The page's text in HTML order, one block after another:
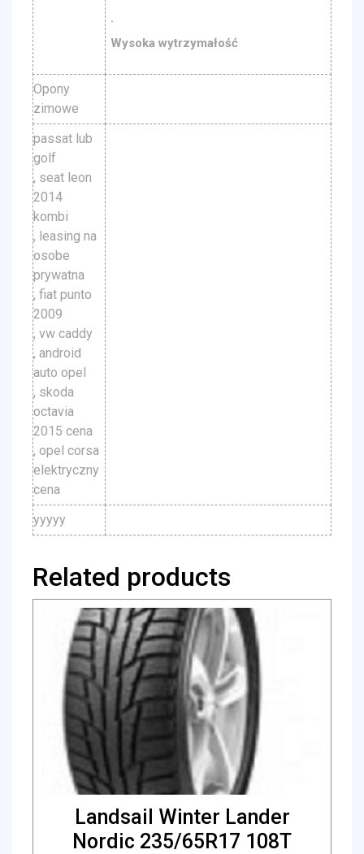
·
Wysoka wytrzymałość
Opony
zimowe
passat lub
golf
, seat leon
2014
kombi
, leasing na
osobe
prywatna
, fiat punto
2009
, vw caddy
, android
auto opel
, skoda
octavia
2015 cena
, opel corsa
elektryczny
cena
yyyyy
Related products
Landsail Winter Lander
Nordic 235/65R17 108T